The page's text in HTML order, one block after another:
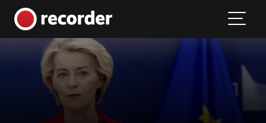
Skip to content
Main Navigation